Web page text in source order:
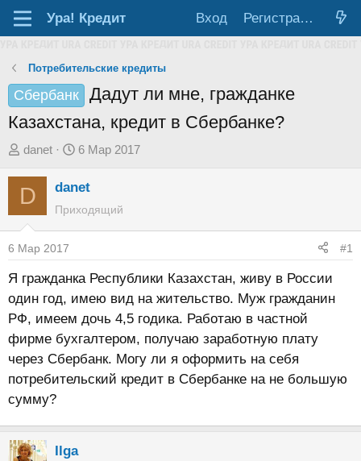
Ура! Кредит Вход Регистрация
Потребительские кредиты
Сбербанк
Дадут ли мне, гражданке
Казахстана, кредит в Сбербанке?
А
т
о
р
т
е
м
ы
danet
Д
т
а
ч
а
л
а
6 Мар 2017
D danet
Приходящий
6 Мар 2017 #1
Я гражданка Республики Казахстан, живу в России
один год, имею вид на жительство. Муж гражданин
РФ, имеем дочь 4,5 годика. Работаю в частной
фирме бухгалтером, получаю заработную плату
через Сбербанк. Могу ли я оформить на себя
потребительский кредит в Сбербанке на не большую
сумму?
Ilga